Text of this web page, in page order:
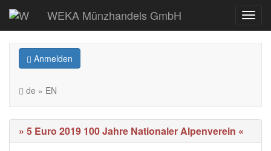
WEKA Münzhandels GmbH
Anmelden
de » EN
» 5 Euro 2019 100 Jahre Nationaler Alpenverein «